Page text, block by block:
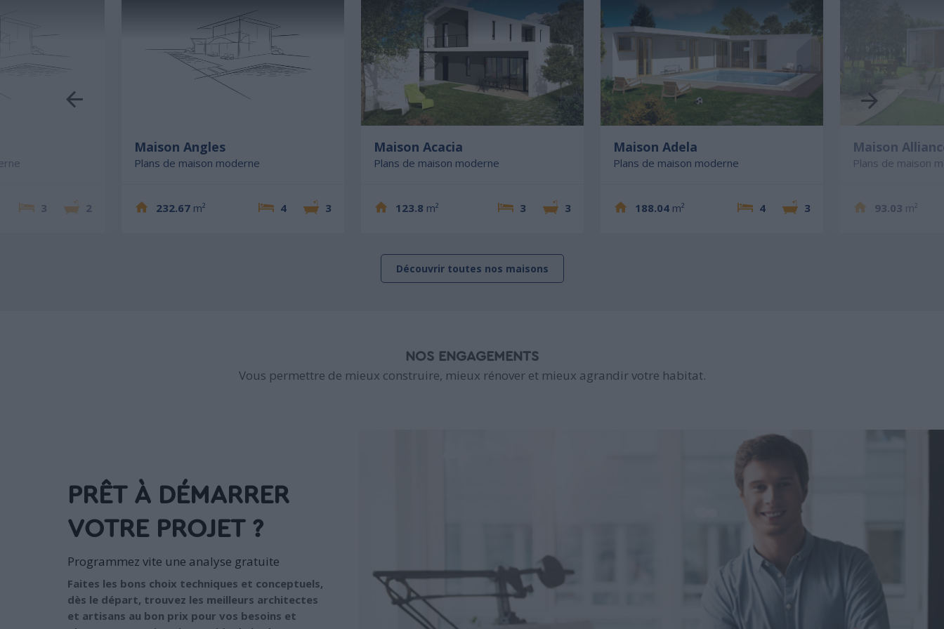
3 2
Maison Angles
Plans de maison moderne
232.67 m² 4 3
Maison Acacia
Plans de maison moderne
123.8 m² 3 3
Maison Adela
Plans de maison moderne
188.04 m² 4 3
Maison
Plans de maison
93.03 m²
Découvrir toutes nos maisons
NOS ENGAGEMENTS
Vous permettre de mieux construire, mieux rénover et mieux agrandir votre habitat.
PRÊT À DÉMARRER
VOTRE PROJET ?
Programmez vite une analyse gratuite
Faites les bons choix techniques et conceptuels,
dès le départ, trouvez les meilleurs architectes
et artisans au bon prix pour vos besoins et